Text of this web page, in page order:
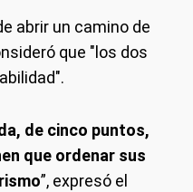
abrir un camino de
que "los dos
de cinco puntos,
que ordenar sus
”, expresó el